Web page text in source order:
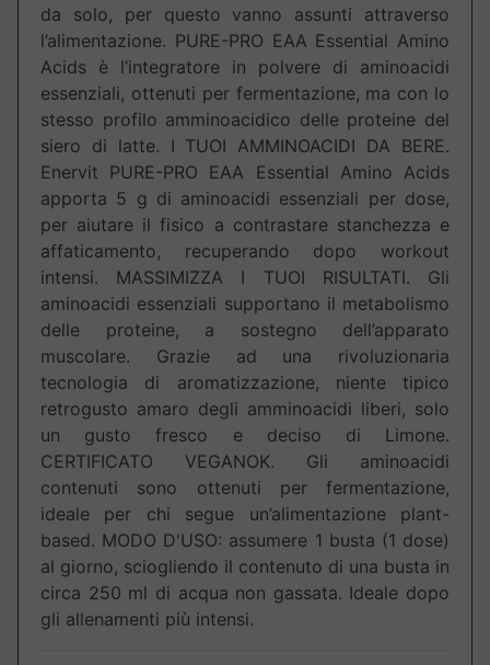
da solo, per questo vanno assunti attraverso
l’alimentazione. PURE-PRO EAA Essential Amino
Acids è l’integratore in polvere di aminoacidi
essenziali, ottenuti per fermentazione, ma con lo
stesso profilo amminoacidico delle proteine del
siero di latte. I TUOI AMMINOACIDI DA BERE.
Enervit PURE-PRO EAA Essential Amino Acids
apporta 5 g di aminoacidi essenziali per dose,
per aiutare il fisico a contrastare stanchezza e
affaticamento, recuperando dopo workout
intensi. MASSIMIZZA I TUOI RISULTATI. Gli
aminoacidi essenziali supportano il metabolismo
delle proteine, a sostegno dell’apparato
muscolare. Grazie ad una rivoluzionaria
tecnologia di aromatizzazione, niente tipico
retrogusto amaro degli amminoacidi liberi, solo
un gusto fresco e deciso di Limone.
CERTIFICATO VEGANOK. Gli aminoacidi
contenuti sono ottenuti per fermentazione,
ideale per chi segue un’alimentazione plant-
based. MODO D'USO: assumere 1 busta (1 dose)
al giorno, sciogliendo il contenuto di una busta in
circa 250 ml di acqua non gassata. Ideale dopo
gli allenamenti più intensi.